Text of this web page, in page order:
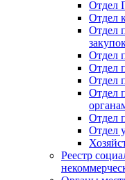
Отдел
Отдел
Отдел
Отдел
Отдел
Отдел
Отдел
Отдел
Отдел
Реестр